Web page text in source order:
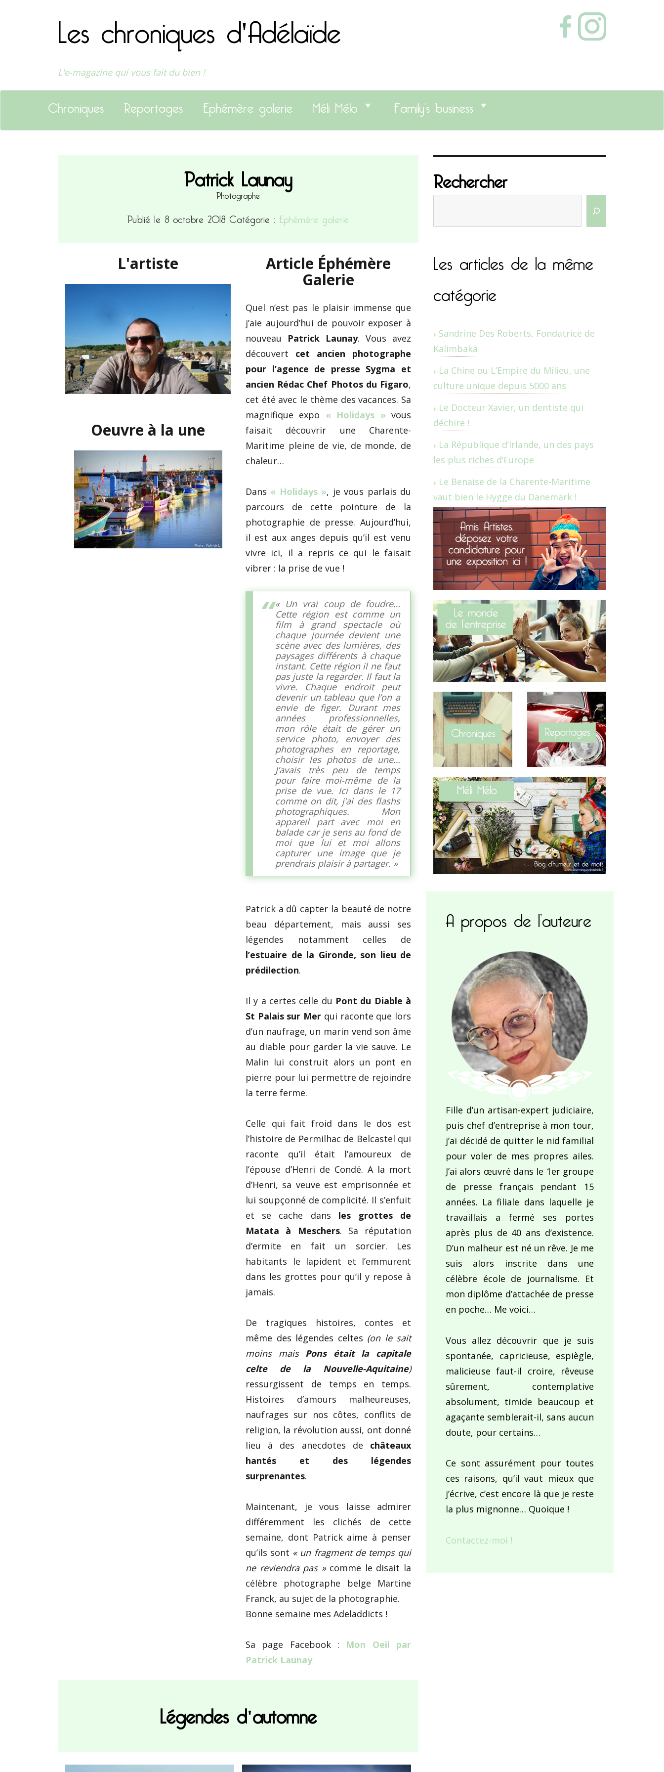
Les chroniques d'Adélaïde
L'e-magazine qui vous fait du bien !
Chroniques Reportages Ephémère galerie Méli Mélo Family’s business
Patrick Launay
Photographe
Publié le 8 octobre 2018 Catégorie : Ephémère galerie
L'artiste
Oeuvre à la une
Article Éphémère
Galerie
Quel n’est pas le plaisir immense que
j’aie aujourd’hui de pouvoir exposer à
nouveau Patrick Launay. Vous avez
découvert cet ancien photographe
pour l’agence de presse Sygma et
ancien Rédac Chef Photos du Figaro,
cet été avec le thème des vacances. Sa
magnifique expo « Holidays » vous
faisait découvrir une Charente-
Maritime pleine de vie, de monde, de
chaleur…
Dans « Holidays », je vous parlais du
parcours de cette pointure de la
photographie de presse. Aujourd’hui,
il est aux anges depuis qu’il est venu
vivre ici, il a repris ce qui le faisait
vibrer : la prise de vue !
« Un vrai coup de foudre…
Cette région est comme un
film à grand spectacle où
chaque journée devient une
scène avec des lumières, des
paysages différents à chaque
instant. Cette région il ne faut
pas juste la regarder. Il faut la
vivre. Chaque endroit peut
devenir un tableau que l’on a
envie de figer. Durant mes
années professionnelles,
mon rôle était de gérer un
service photo, envoyer des
photographes en reportage,
choisir les photos de une…
J’avais très peu de temps
pour faire moi-même de la
prise de vue. Ici dans le 17
comme on dit, j’ai des flashs
photographiques. Mon
appareil part avec moi en
balade car je sens au fond de
moi que lui et moi allons
capturer une image que je
prendrais plaisir à partager. »
Patrick a dû capter la beauté de notre
beau département, mais aussi ses
légendes notamment celles de
l’estuaire de la Gironde, son lieu de
prédilection.
Il y a certes celle du Pont du Diable à
St Palais sur Mer qui raconte que lors
d’un naufrage, un marin vend son âme
au diable pour garder la vie sauve. Le
Malin lui construit alors un pont en
pierre pour lui permettre de rejoindre
la terre ferme.
Celle qui fait froid dans le dos est
l’histoire de Permilhac de Belcastel qui
raconte qu’il était l’amoureux de
l’épouse d’Henri de Condé. A la mort
d’Henri, sa veuve est emprisonnée et
lui soupçonné de complicité. Il s’enfuit
et se cache dans les grottes de
Matata à Meschers. Sa réputation
d’ermite en fait un sorcier. Les
habitants le lapident et l’emmurent
dans les grottes pour qu’il y repose à
jamais.
De tragiques histoires, contes et
même des légendes celtes (on le sait
moins mais Pons était la capitale
celte de la Nouvelle-Aquitaine)
ressurgissent de temps en temps.
Histoires d’amours malheureuses,
naufrages sur nos côtes, conflits de
religion, la révolution aussi, ont donné
lieu à des anecdotes de châteaux
hantés et des légendes
surprenantes.
Maintenant, je vous laisse admirer
différemment les clichés de cette
semaine, dont Patrick aime à penser
qu’ils sont « un fragment de temps qui
ne reviendra pas »comme le disait la
célèbre photographe belge Martine
Franck, au sujet de la photographie.
Bonne semaine mes Adeladdicts !
Sa page Facebook :
Mon Oeil par
Patrick Launay
Légendes d'automne
Rechercher
Les articles de la même
catégorie
Sandrine Des Roberts, Fondatrice de
Kalimbaka
La Chine ou L’Empire du Milieu, une
culture unique depuis 5000 ans
Le Docteur Xavier, un dentiste qui
déchire !
La République d’Irlande, un des pays
les plus riches d’Europe
Le Benaise de la Charente-Maritime
vaut bien le Hygge du Danemark !
A propos de l’auteure
Fille d’un artisan-expert judiciaire,
puis chef d’entreprise à mon tour,
j’ai décidé de quitter le nid familial
pour voler de mes propres ailes.
J’ai alors œuvré dans le 1er groupe
de presse français pendant 15
années. La filiale dans laquelle je
travaillais a fermé ses portes
après plus de 40 ans d’existence.
D’un malheur est né un rêve. Je me
suis alors inscrite dans une
célèbre école de journalisme. Et
mon diplôme d’attachée de presse
en poche… Me voici…
Vous allez découvrir que je suis
spontanée, capricieuse, espiègle,
malicieuse faut-il croire, rêveuse
sûrement, contemplative
absolument, timide beaucoup et
agaçante semblerait-il, sans aucun
doute, pour certains…
Ce sont assurément pour toutes
ces raisons, qu’il vaut mieux que
j’écrive, c’est encore là que je reste
la plus mignonne… Quoique !
Contactez-moi !